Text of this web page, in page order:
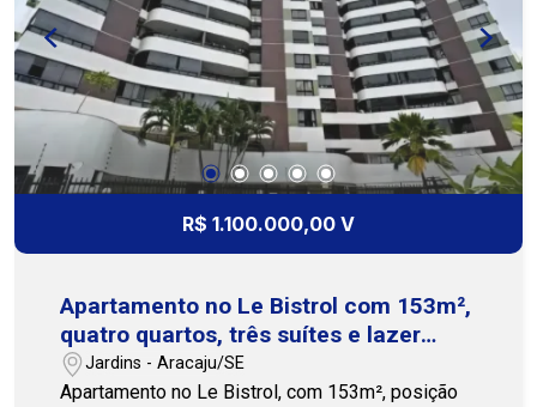
3231 / WhatsApp (79) 99175-0071
R$ 1.100.000,00 V
Apartamento no Le Bistrol com 153m²,
quatro quartos, três suítes e lazer
completo
Jardins - Aracaju/SE
Apartamento no Le Bistrol, com 153m², posição